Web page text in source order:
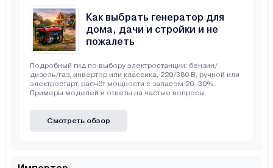
Как выбрать генератор для
дома, дачи и стройки и не
пожалеть
Подробный гид по выбору электростанции: бензин/
дизель/газ, инвертор или классика, 220/380 В, ручной или
электростарт, расчёт мощности с запасом 20–30%.
Примеры моделей и ответы на частые вопросы.
Смотреть обзор